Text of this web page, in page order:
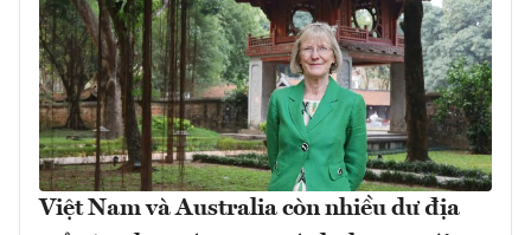
Việt Nam và Australia còn nhiều dư địa